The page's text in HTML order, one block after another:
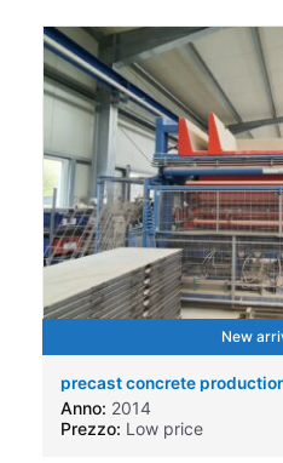
New
precast concrete
Anno: 2014
Prezzo: Low price